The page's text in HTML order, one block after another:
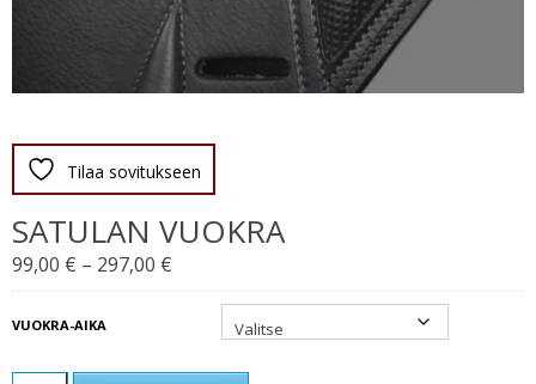
Tilaa sovitukseen
SATULAN VUOKRA
99,00 € – 297,00 €
99,00 €
VUOKRA-AIKA